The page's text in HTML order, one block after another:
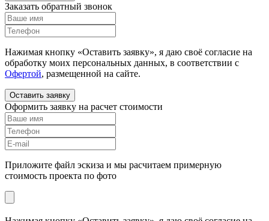
Заказать обратный звонок
Нажимая кнопку «Оставить заявку», я даю своё согласие на
обработку моих персональных данных, в соответствии с
Офертой, размещенной на сайте.
Оставить заявку
Оформить заявку на расчет стоимости
Приложите файл эскиза и мы расчитаем примерную
стоимость проекта по фото